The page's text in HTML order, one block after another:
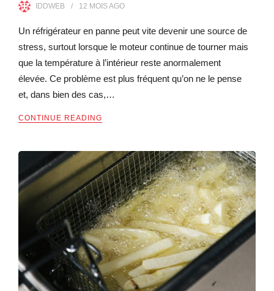
IDDWEB 12 MOISAGO
Un réfrigérateur en panne peut vite devenir une source de
stress, surtout lorsque le moteur continue de tourner mais
que la température à l’intérieur reste anormalement
élevée. Ce problème est plus fréquent qu’on ne le pense
et, dans bien des cas,…
CONTINUE READING